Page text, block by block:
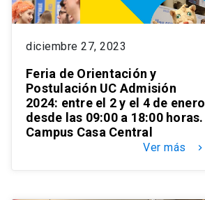
diciembre 27, 2023
Feria de Orientación y
Postulación UC Admisión
2024: entre el 2 y el 4 de enero
desde las 09:00 a 18:00 horas.
Campus Casa Central
Ver más keyboard_arrow_right